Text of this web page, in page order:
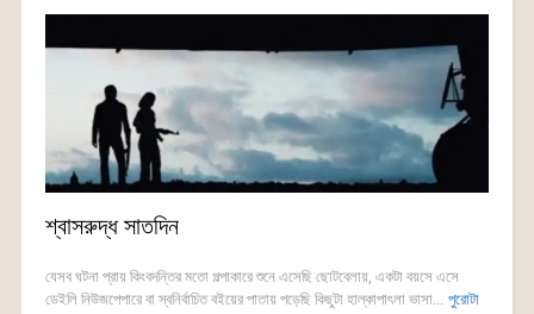
শ্বাসরুদ্ধ সাতদিন
যেসব ঘটনা প্রায় কিংবদন্তির মতো গল্পাকারে শুনে এসেছি ছোটবেলায়, একটা বয়সে এসে
ডেইলি নিউজপেপারে বা স্বনির্বাচিত বইয়ের পাতায় পড়েছি কিছুটা হাল্কাপাৎলা ভাসা... পুরোটা